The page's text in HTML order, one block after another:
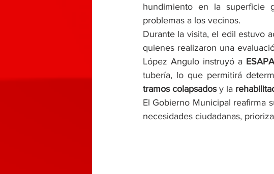
hundimiento en la superficie
problemas a los vecinos.
Durante la visita, el edil estuvo
quienes realizaron una
López Angulo instruyó a
tubería, lo que permitirá
tramos colapsados y la
El Gobierno Municipal reafirma
necesidades ciudadanas,